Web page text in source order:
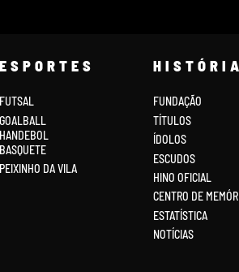
ESPORTES
FUTSAL
GOALBALL
HANDEBOL
BASQUETE
PEIXINHO DA VILA
HISTÓRIA
FUNDAÇÃO
TÍTULOS
ÍDOLOS
ESCUDOS
HINO OFICIAL
CENTRO DE
ESTATÍSTICA
NOTÍCIAS